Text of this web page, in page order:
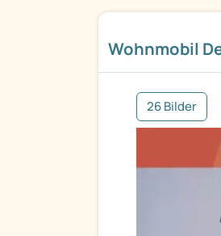
Wohnmobil
26 Bilder